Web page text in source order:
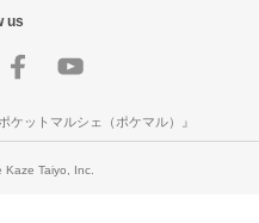
us
ケットマルシェ（ポケマル）』
Kaze Taiyo, Inc.